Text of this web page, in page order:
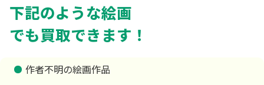
下記のような絵画
でも買取できます！
作者不明の絵画作品